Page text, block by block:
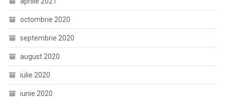
octombrie 2020
septembrie 2020
august 2020
iulie 2020
iunie 2020